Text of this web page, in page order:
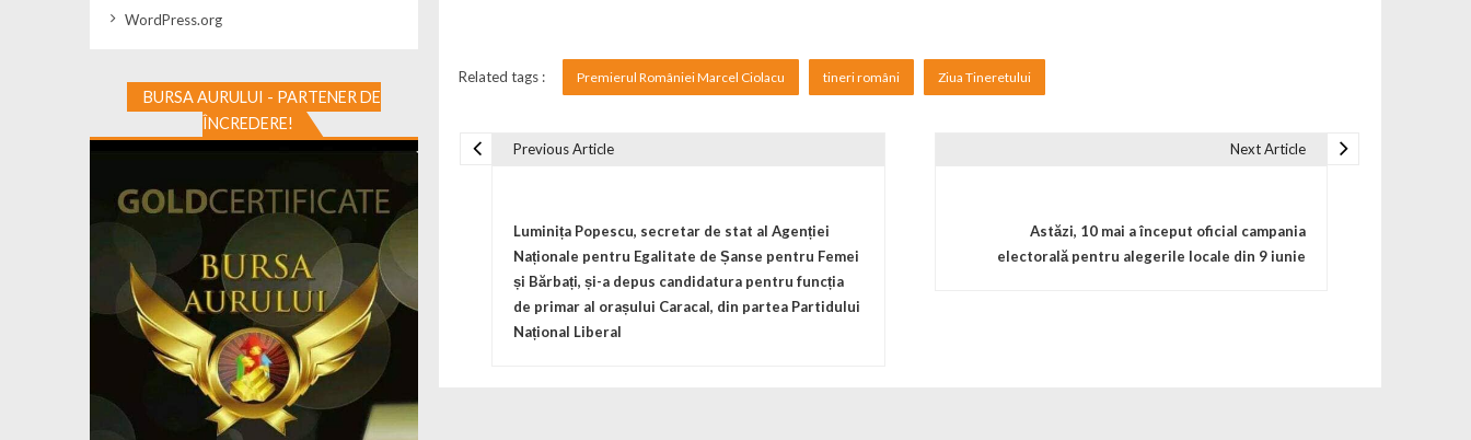
Related tags : Premierul României Marcel Ciolacu tineri români Ziua Tineretului
Previous Article
Luminița Popescu, secretar de stat al Agenției
Naționale pentru Egalitate de Șanse pentru Femei
și Bărbați, și-a depus candidatura pentru funcția
de primar al orașului Caracal, din partea Partidului
Național Liberal
Next Article
Astăzi, 10 mai a început oficial campania
electorală pentru alegerile locale din 9 iunie
WordPress.org
BURSA AURULUI - PARTENER DE
ÎNCREDERE!